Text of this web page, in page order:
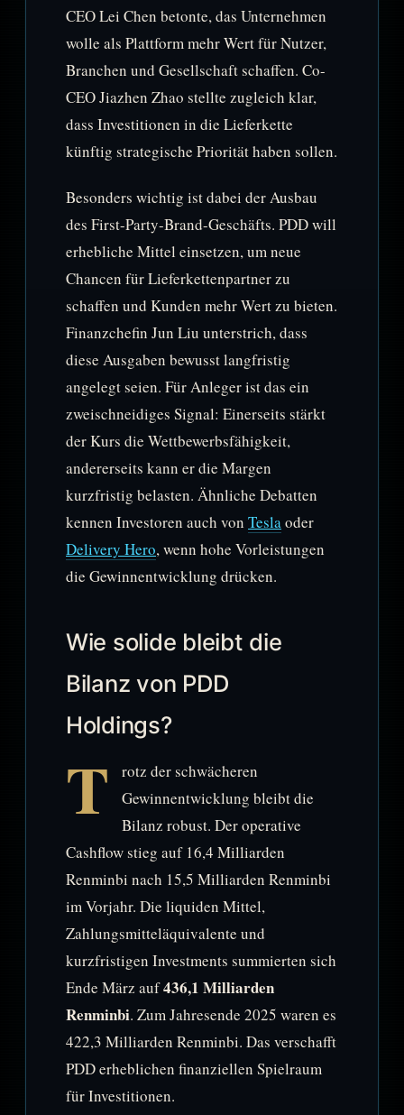
CEO Lei Chen betonte, das Unternehmen
wolle als Plattform mehr Wert für Nutzer,
Branchen und Gesellschaft schaffen. Co-
CEO Jiazhen Zhao stellte zugleich klar,
dass Investitionen in die Lieferkette
künftig strategische Priorität haben sollen.
Besonders wichtig ist dabei der Ausbau
des First-Party-Brand-Geschäfts. PDD will
erhebliche Mittel einsetzen, um neue
Chancen für Lieferkettenpartner zu
schaffen und Kunden mehr Wert zu bieten.
Finanzchefin Jun Liu unterstrich, dass
diese Ausgaben bewusst langfristig
angelegt seien. Für Anleger ist das ein
zweischneidiges Signal: Einerseits stärkt
der Kurs die Wettbewerbsfähigkeit,
andererseits kann er die Margen
kurzfristig belasten. Ähnliche Debatten
kennen Investoren auch von Teslaoder
Delivery Hero, wenn hohe Vorleistungen
die Gewinnentwicklung drücken.
Wie solide bleibt die
Bilanz von PDD
Holdings?
T
rotz der schwächeren
Gewinnentwicklung bleibt die
Bilanz robust. Der operative
Cashflow stieg auf 16,4 Milliarden
Renminbi nach 15,5 Milliarden Renminbi
im Vorjahr. Die liquiden Mittel,
Zahlungsmitteläquivalente und
kurzfristigen Investments summierten sich
Ende März auf436,1 Milliarden
Renminbi. Zum Jahresende 2025 waren es
422,3 Milliarden Renminbi. Das verschafft
PDD erheblichen finanziellen Spielraum
für Investitionen.